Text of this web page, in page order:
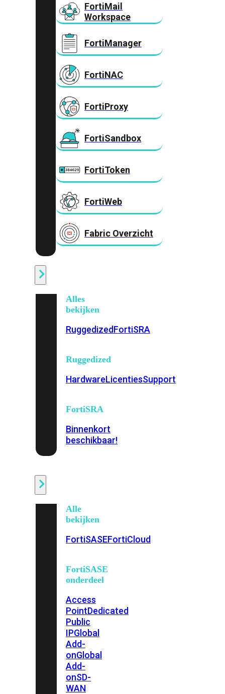
FortiMail
Workspace
FortiManager
FortiNAC
FortiProxy
FortiSandbox
FortiToken
FortiWeb
Fabric Overzicht
Alles
bekijken
RuggedizedFortiSRA
Ruggedized
HardwareLicentiesSupport
FortiSRA
Binnenkort
beschikbaar!
Alle
bekijken
FortiSASEFortiCloud
FortiSASE
onderdeel
Access
PointDedicated
Public
IPGlobal
Add-
onGlobal
Add-
onSD-
WAN